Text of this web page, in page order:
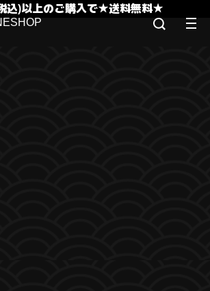
込)以上のご購入で★送料無料★